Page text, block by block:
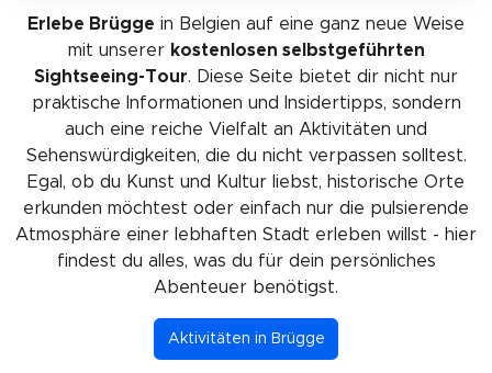
Erlebe Brügge in Belgien auf eine ganz neue Weise
mit unserer kostenlosen selbstgeführten
Sightseeing-Tour. Diese Seite bietet dir nicht nur
praktische Informationen und Insidertipps, sondern
auch eine reiche Vielfalt an Aktivitäten und
Sehenswürdigkeiten, die du nicht verpassen solltest.
Egal, ob du Kunst und Kultur liebst, historische Orte
erkunden möchtest oder einfach nur die pulsierende
Atmosphäre einer lebhaften Stadt erleben willst - hier
findest du alles, was du für dein persönliches
Abenteuer benötigst.
Aktivitäten in Brügge